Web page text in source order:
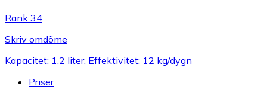
Rank 34
Skriv omdöme
Kapacitet: 1.2 liter, Effektivitet: 12 kg/dygn
Priser